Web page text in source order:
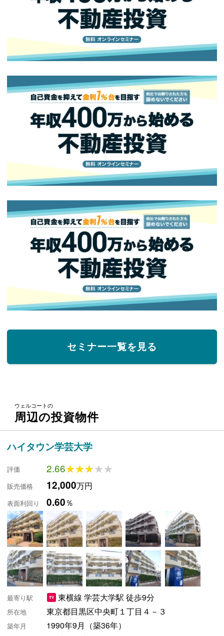
セミナー一覧を見る
ウェルコートの
周辺の投資物件
ハイタウン学芸大学
評価 2.66★★★★★
★★★★★
販売価格 12,000万円
表面利回り 0.60％
最寄り駅 東横線 学芸大学駅 徒歩9分
所在地 東京都目黒区中央町１丁目４－３
築年月 1990年9月（築36年）